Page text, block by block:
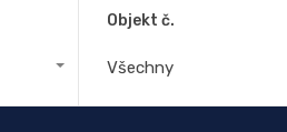
Objekt č.